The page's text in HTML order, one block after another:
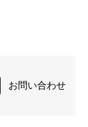
お問い合わせ